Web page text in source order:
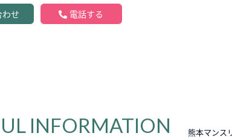
わせ 電話する
INFORMATION 熊本マンス